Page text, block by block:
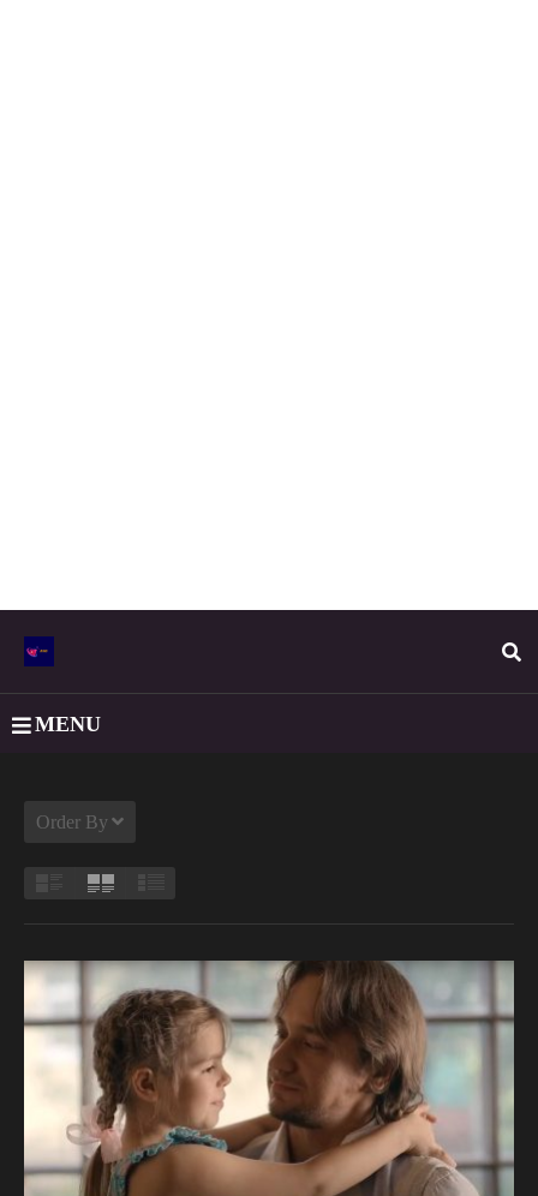
MENU
Order By